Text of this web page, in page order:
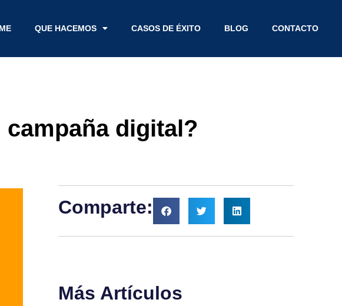
QUE HACEMOS CASOS DE ÉXITO BLOG CONTACTO
digital?
Comparte:
Más Artículos